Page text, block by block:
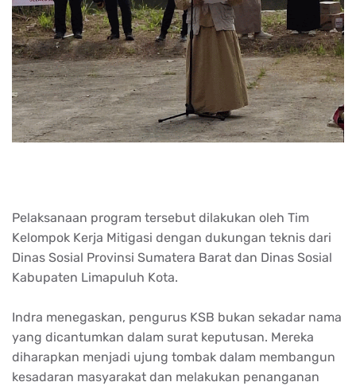
Pelaksanaan program tersebut dilakukan oleh Tim
Kelompok Kerja Mitigasi dengan dukungan teknis dari
Dinas Sosial Provinsi Sumatera Barat dan Dinas Sosial
Kabupaten Limapuluh Kota.
Indra menegaskan, pengurus KSB bukan sekadar nama
yang dicantumkan dalam surat keputusan. Mereka
diharapkan menjadi ujung tombak dalam membangun
kesadaran masyarakat dan melakukan penanganan